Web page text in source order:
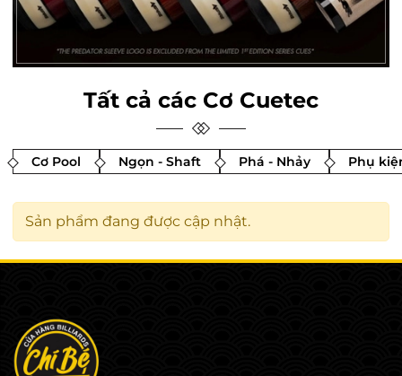
Tất cả các Cơ Cuetec
Cơ Pool Ngọn - Shaft Phá - Nhảy Phụ
Sản phẩm đang được cập nhật.